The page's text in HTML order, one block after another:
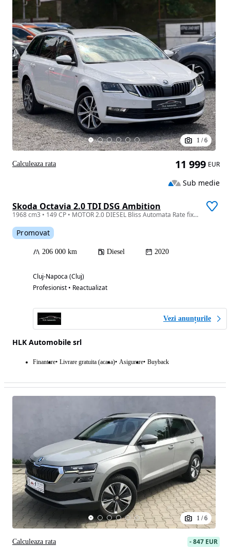
1 /6
Skoda Octavia 2.0 TDI DSG Ambition
1968 cm3 • 149 CP • MOTOR 2.0 DIESEL Bliss Automata Rate fixe Garantie Avans 0
Promovat
206 000 km Diesel 2020
Cluj-Napoca (Cluj)
Profesionist • Reactualizat
Vezi anunțurile
HLK Automobile srl
Finantare Livrare gratuita (acasa) Asigurare Buyback
11 999 EUR
Sub medie
Calculeaza rata
1 /6
-847 EUR
Calculeaza rata